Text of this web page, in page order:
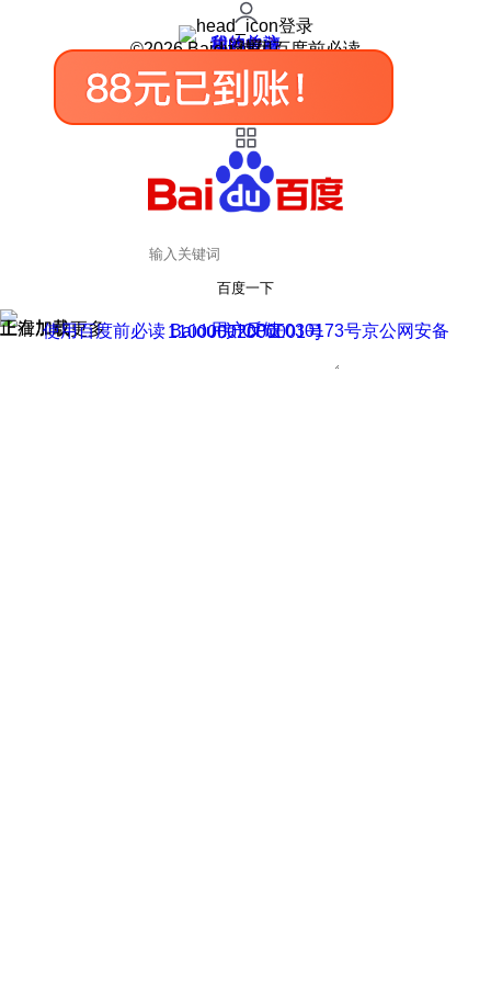
登录
我的关注
我的收藏
皮肤中心
用户反馈
设置
©2026 Baidu 使用百度前必读
百度一下
正在加载
上滑加载更多 用户反馈
使用百度前必读 Baidu 京ICP证030173号
京公网安备11000002000001号